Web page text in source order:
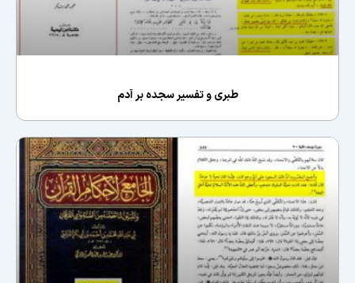
طبری و تفسیر سجده بر آدم